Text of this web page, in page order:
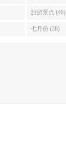
旅游景点 (40)
七月份 (38)